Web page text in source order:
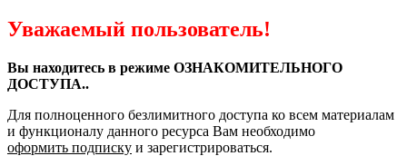
Уважаемый пользователь!
Вы находитесь в режиме ОЗНАКОМИТЕЛЬНОГО
ДОСТУПА..
Для полноценного безлимитного доступа ко всем материалам
и функционалу данного ресурса Вам необходимо
оформить подписку и зарегистрироваться.